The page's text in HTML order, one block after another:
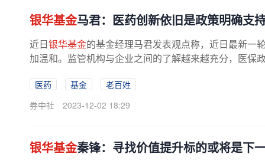
银华基金马君：医药创新依旧是政策明确支
近日银华基金的基金经理马君发表观点称，近日最新一
加温和。监管机构与企业之间的了解越来越充分，医保
医药 基金
老百姓
券中社
2023-12-02 18:29
银华基金秦锋：寻找价值提升标的或将是下